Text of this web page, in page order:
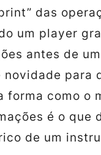
das
um player
antes de
novidade para
forma como o
é o que
de um